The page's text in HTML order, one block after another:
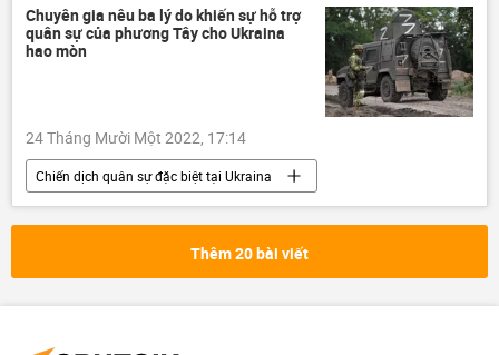
xung đột
an ninh quốc phòng
Ferdinand Romualdez Marcos Jr.
Chuyên gia nêu ba lý do khiến sự hỗ trợ
quân sự của phương Tây cho Ukrainа
hao mòn
24 Tháng Mười Một 2022, 17:14
Chiến dịch quân sự đặc biệt tại Ukraina
Thế giới
Ukraina
Cuộc khủng hoảng ở Ukraina
viện trợ quân sự
chuyên gia
Quan điểm-Ý kiến
Thêm 20 bài viết